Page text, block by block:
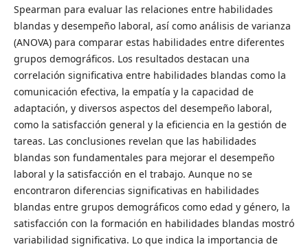
Spearman para evaluar las relaciones entre habilidades
blandas y desempeño laboral, así como análisis de varianza
(ANOVA) para comparar estas habilidades entre diferentes
grupos demográficos. Los resultados destacan una
correlación significativa entre habilidades blandas como la
comunicación efectiva, la empatía y la capacidad de
adaptación, y diversos aspectos del desempeño laboral,
como la satisfacción general y la eficiencia en la gestión de
tareas. Las conclusiones revelan que las habilidades
blandas son fundamentales para mejorar el desempeño
laboral y la satisfacción en el trabajo. Aunque no se
encontraron diferencias significativas en habilidades
blandas entre grupos demográficos como edad y género, la
satisfacción con la formación en habilidades blandas mostró
variabilidad significativa. Lo que indica la importancia de